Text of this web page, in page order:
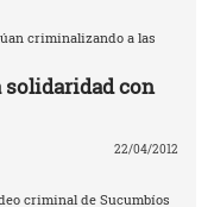
criminalizando a las
solidaridad con
22/04/2012
criminal de Sucumbíos